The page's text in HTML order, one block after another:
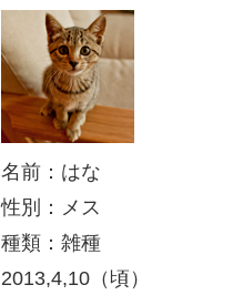
名前：はな
性別：メス
種類：雑種
2013,4,10（頃）